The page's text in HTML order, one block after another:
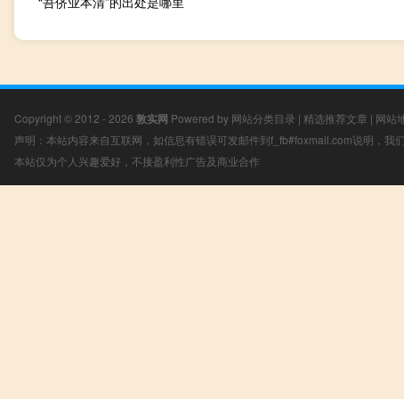
Copyright © 2012 - 2026 敦实网 Powered by 网站分类目录 | 精选推荐文章 | 网站
声明：本站内容来自互联网，如信息有错误可发邮件到f_fb#foxmail.com说明，我
本站仅为个人兴趣爱好，不接盈利性广告及商业合作